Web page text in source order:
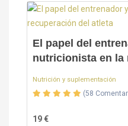
El papel del
nutricionista en la
Nutrición y suplementación
(58
19 €